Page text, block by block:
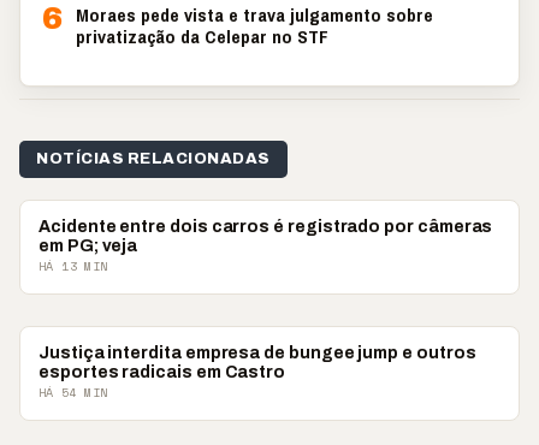
6 Moraes pede vista e trava julgamento sobre
privatização da Celepar no STF
NOTÍCIAS RELACIONADAS
POLICIAL
Acidente entre dois carros é registrado por câmeras
em PG; veja
HÁ 13 MIN
POLICIAL
Justiça interdita empresa de bungee jump e outros
esportes radicais em Castro
HÁ 54 MIN